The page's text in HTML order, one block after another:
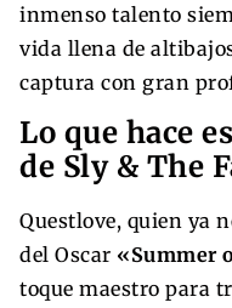
inmenso talento
vida llena de
captura con gran
Lo que hace
de Sly & The
Questlove, quien ya
del Oscar «Summer
toque maestro para